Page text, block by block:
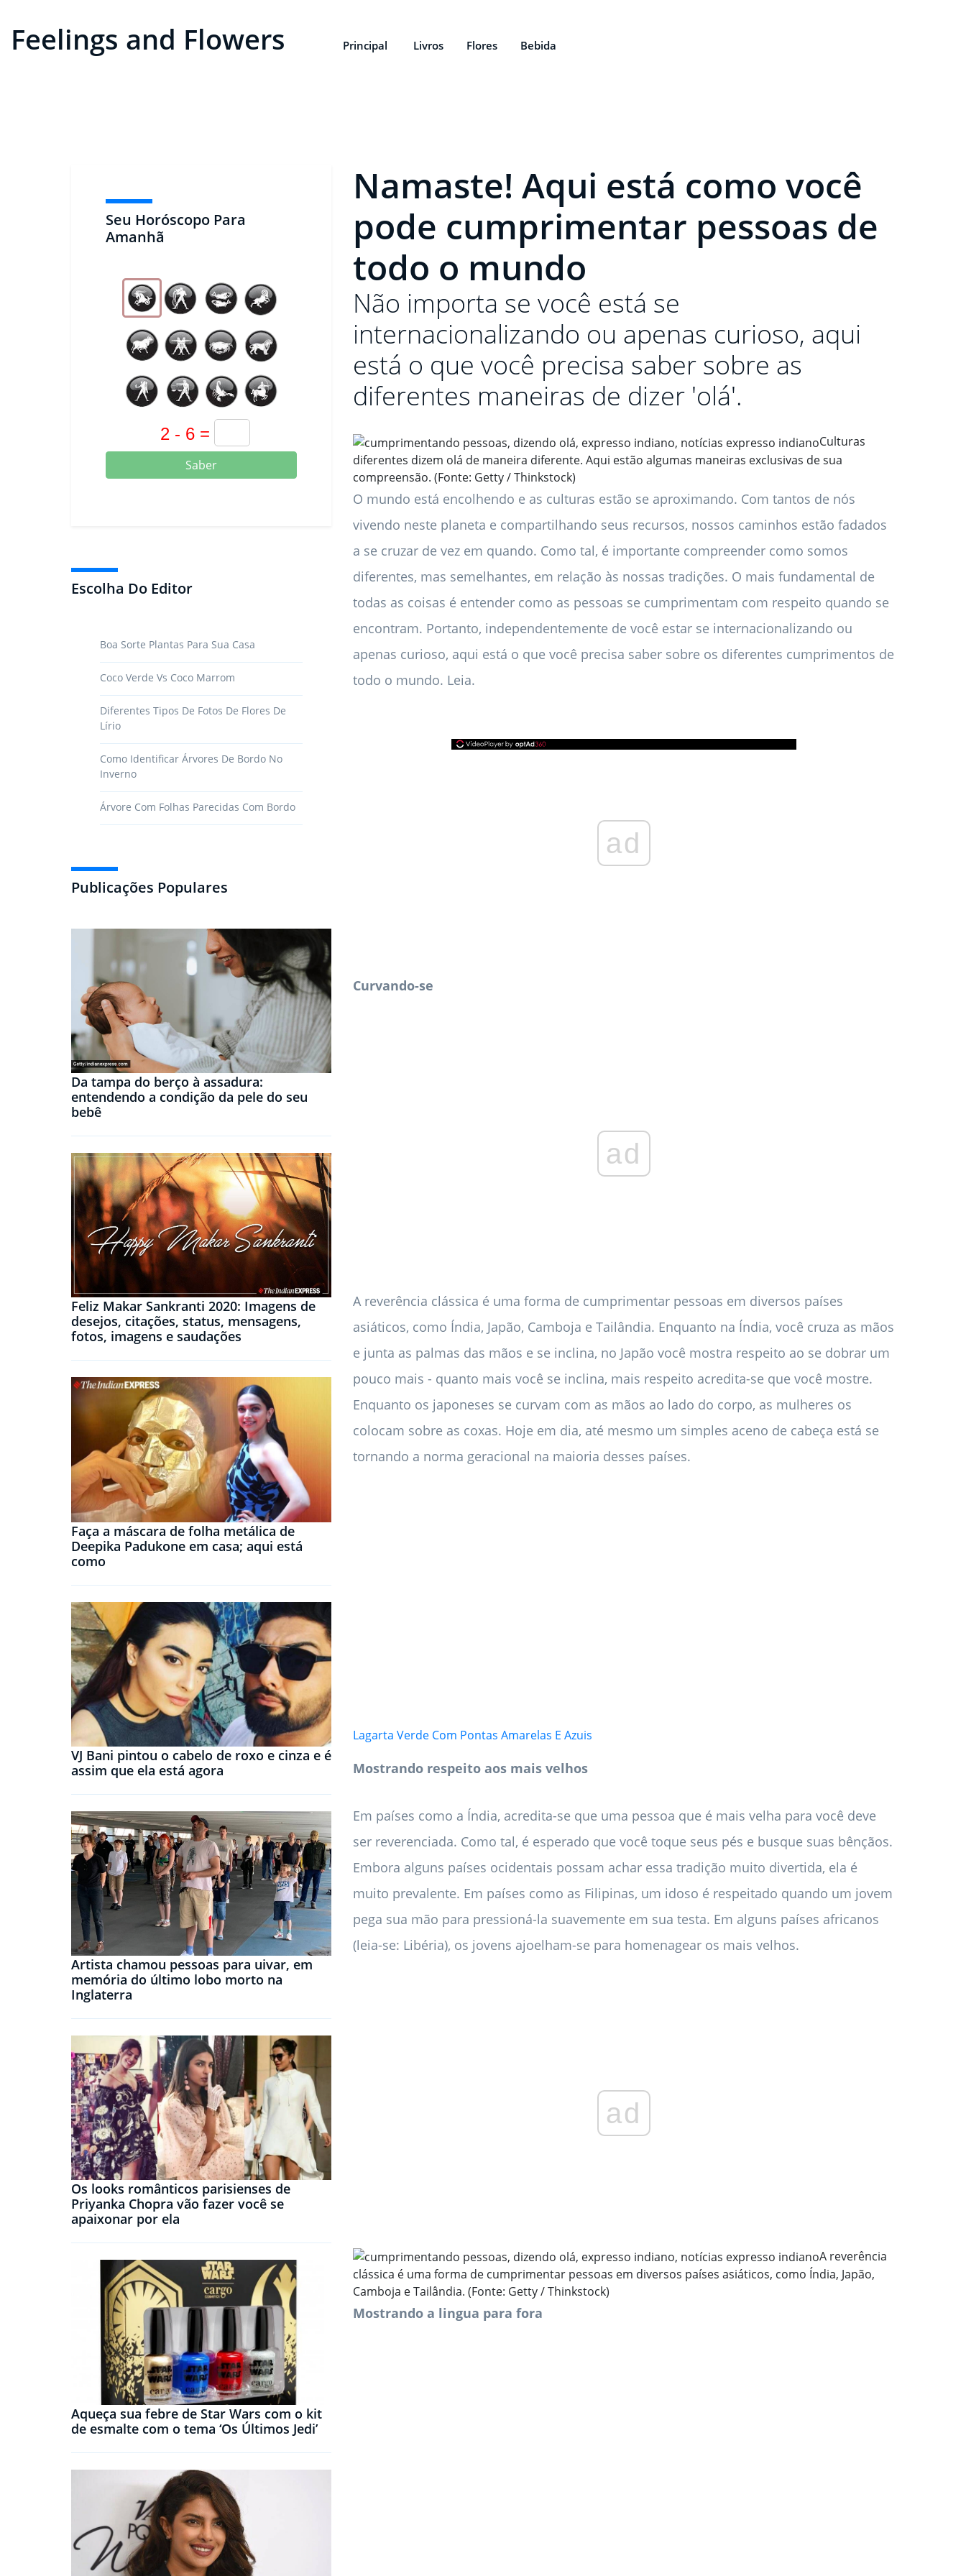
Feelings and Flowers Principal Livros Flores Bebida
Seu Horóscopo Para
Amanhã
Saber
Escolha Do Editor
Boa Sorte Plantas Para Sua Casa
Coco Verde Vs Coco Marrom
Diferentes Tipos De Fotos De Flores De
Lírio
Como Identificar Árvores De Bordo No
Inverno
Árvore Com Folhas Parecidas Com Bordo
Publicações Populares
Da tampa do berço à assadura:
entendendo a condição da pele do seu
bebê
Feliz Makar Sankranti 2020: Imagens de
desejos, citações, status, mensagens,
fotos, imagens e saudações
Faça a máscara de folha metálica de
Deepika Padukone em casa; aqui está
como
VJ Bani pintou o cabelo de roxo e cinza e é
assim que ela está agora
Artista chamou pessoas para uivar, em
memória do último lobo morto na
Inglaterra
Os looks românticos parisienses de
Priyanka Chopra vão fazer você se
apaixonar por ela
Aqueça sua febre de Star Wars com o kit
de esmalte com o tema ‘Os Últimos Jedi’
Namaste! Aqui está como você
pode cumprimentar pessoas de
todo o mundo
Não importa se você está se
internacionalizando ou apenas curioso, aqui
está o que você precisa saber sobre as
diferentes maneiras de dizer 'olá'.
Culturas
diferentes dizem olá de maneira diferente. Aqui estão algumas maneiras exclusivas de sua
compreensão. (Fonte: Getty / Thinkstock)
O mundo está encolhendo e as culturas estão se aproximando. Com tantos de nós
vivendo neste planeta e compartilhando seus recursos, nossos caminhos estão fadados
a se cruzar de vez em quando. Como tal, é importante compreender como somos
diferentes, mas semelhantes, em relação às nossas tradições. O mais fundamental de
todas as coisas é entender como as pessoas se cumprimentam com respeito quando se
encontram. Portanto, independentemente de você estar se internacionalizando ou
apenas curioso, aqui está o que você precisa saber sobre os diferentes cumprimentos de
todo o mundo. Leia.
ad
Curvando-se
ad
A reverência clássica é uma forma de cumprimentar pessoas em diversos países
asiáticos, como Índia, Japão, Camboja e Tailândia. Enquanto na Índia, você cruza as mãos
e junta as palmas das mãos e se inclina, no Japão você mostra respeito ao se dobrar um
pouco mais - quanto mais você se inclina, mais respeito acredita-se que você mostre.
Enquanto os japoneses se curvam com as mãos ao lado do corpo, as mulheres os
colocam sobre as coxas. Hoje em dia, até mesmo um simples aceno de cabeça está se
tornando a norma geracional na maioria desses países.
Lagarta Verde Com Pontas Amarelas E Azuis
Mostrando respeito aos mais velhos
Em países como a Índia, acredita-se que uma pessoa que é mais velha para você deve
ser reverenciada. Como tal, é esperado que você toque seus pés e busque suas bênçãos.
Embora alguns países ocidentais possam achar essa tradição muito divertida, ela é
muito prevalente. Em países como as Filipinas, um idoso é respeitado quando um jovem
pega sua mão para pressioná-la suavemente em sua testa. Em alguns países africanos
(leia-se: Libéria), os jovens ajoelham-se para homenagear os mais velhos.
ad
A reverência
clássica é uma forma de cumprimentar pessoas em diversos países asiáticos, como Índia, Japão,
Camboja e Tailândia. (Fonte: Getty / Thinkstock)
Mostrando a lingua para fora